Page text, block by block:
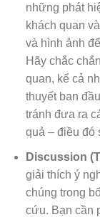
những phát
khách quan
và hình ảnh
Hãy chắc
quan, kể cả
thuyết ban
tránh đưa ra
quả – điều đó
Discussion
giải thích ý
chúng trong
cứu. Bạn cần